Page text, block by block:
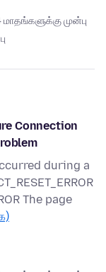
முன்பு
Connection
during a
The page